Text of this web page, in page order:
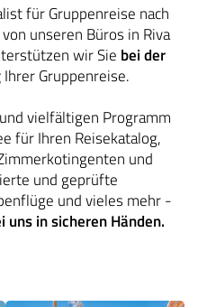
für Gruppenreise nach
unseren Büros in Riva
wir Sie bei der
Ihrer Gruppenreise.
vielfältigen Programm
für Ihren Reisekatalog,
und
und geprüfte
und vieles mehr -
uns in sicheren Händen.